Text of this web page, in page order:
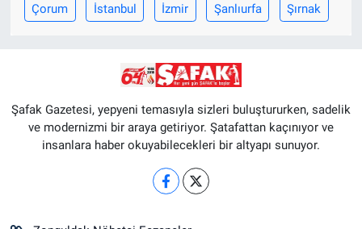
Çorum İstanbul İzmir Şanlıurfa Şırnak
Şafak Gazetesi, yepyeni temasıyla sizleri buluştururken, sadelik
ve modernizmi bir araya getiriyor. Şatafattan kaçınıyor ve
insanlara haber okuyabilecekleri bir altyapı sunuyor.